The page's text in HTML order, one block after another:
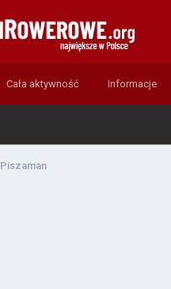
Cała aktywność Informacje
Piszaman